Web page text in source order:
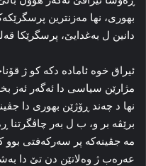
بهوری، نها مه‌زنترین
دانین ل به‌غدایێ، پرسگرێکا
ئیراق خوه‌ ئاماده‌ دکه‌ کو ژ
مژارێن سیاسی دا ئه‌گه‌ر ئه‌ز
نها د چه‌ند ڕۆژێن بهوری دا
برێڤه‌ بر و، ب ل به‌ر چاڤگرتنا
مه‌ جڤینه‌که‌ پر سه‌رکه‌فتی بوو
عه‌ره‌ب ژ وه‌لاتێن دن تێ دا